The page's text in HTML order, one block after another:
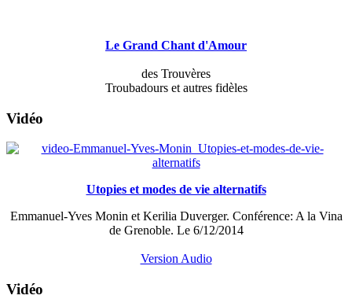
Le Grand Chant d'Amour
des Trouvères
Troubadours et autres fidèles
Vidéo
Utopies et modes de vie alternatifs
Emmanuel-Yves Monin et Kerilia Duverger. Conférence: A la Vina
de Grenoble. Le 6/12/2014
Version Audio
Vidéo